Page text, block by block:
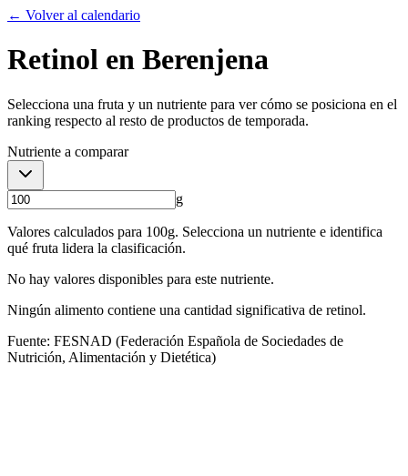
← Volver al calendario
Retinol en Berenjena
Selecciona una fruta y un nutriente para ver cómo se posiciona en el
ranking respecto al resto de productos de temporada.
Nutriente a comparar
g
Valores calculados para 100g. Selecciona un nutriente e identifica
qué fruta lidera la clasificación.
No hay valores disponibles para este nutriente.
Ningún alimento contiene una cantidad significativa de retinol.
Fuente: FESNAD (Federación Española de Sociedades de
Nutrición, Alimentación y Dietética)